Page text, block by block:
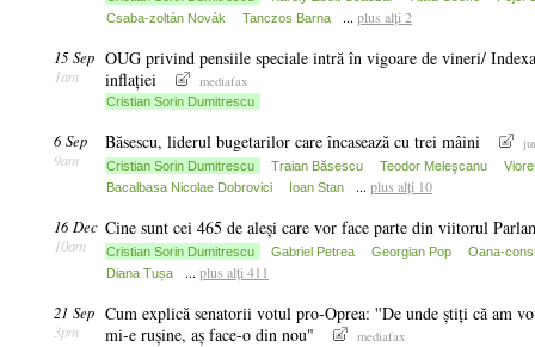
Csaba-zoltán Novák
Tanczos Barna ... plus alți 2
15 Sep
1am
OUG privind pensiile speciale intră în vigoare de vineri/
inflației
mediafax
Cristian Sorin Dumitrescu
6 Sep
9am
Băsescu, liderul bugetarilor care încasează cu trei mâini
Cristian Sorin Dumitrescu Traian Băsescu Teodor Meleşcanu
Bacalbasa Nicolae Dobrovici
Ioan Stan ... plus alți 10
16 Dec
10am
Cine sunt cei 465 de aleși care vor face parte din viitorul
Cristian Sorin Dumitrescu Gabriel Petrea Georgian Pop
Oana-
Diana Tușa
... plus alți 411
21 Sep
3pm
Cum explică senatorii votul pro-Oprea: ''De unde știți că am
mi-e rușine, aș face-o din nou"
mediafax